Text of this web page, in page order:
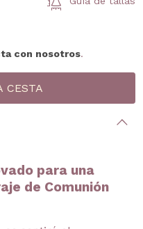
con nosotros.
para una
de Comunión